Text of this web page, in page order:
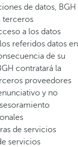
de datos, BGH
terceros
a los datos
referidos datos en
de su
contratará la
proveedores
y no
de servicios
servicios